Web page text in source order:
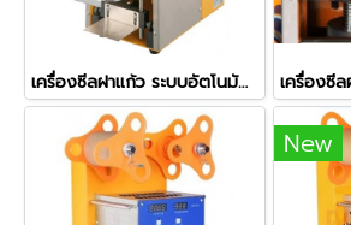
เครื่องซีลฝาแก้ว ระบบอัตโนมัติ รุ่น ZF-06 (ใช้กับปากแก้ว 7.5 ซม.)
New